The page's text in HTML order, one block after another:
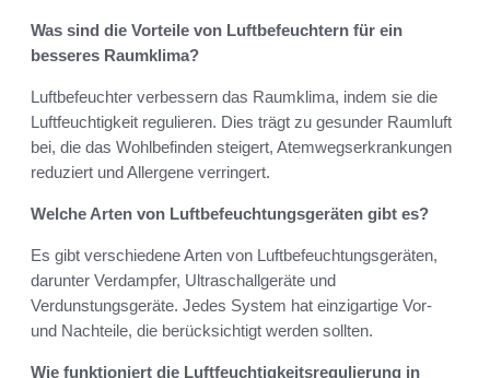
Was sind die Vorteile von Luftbefeuchtern für ein
besseres Raumklima?
Luftbefeuchter verbessern das Raumklima, indem sie die
Luftfeuchtigkeit regulieren. Dies trägt zu gesunder Raumluft
bei, die das Wohlbefinden steigert, Atemwegserkrankungen
reduziert und Allergene verringert.
Welche Arten von Luftbefeuchtungsgeräten gibt es?
Es gibt verschiedene Arten von Luftbefeuchtungsgeräten,
darunter Verdampfer, Ultraschallgeräte und
Verdunstungsgeräte. Jedes System hat einzigartige Vor-
und Nachteile, die berücksichtigt werden sollten.
Wie funktioniert die Luftfeuchtigkeitsregulierung in